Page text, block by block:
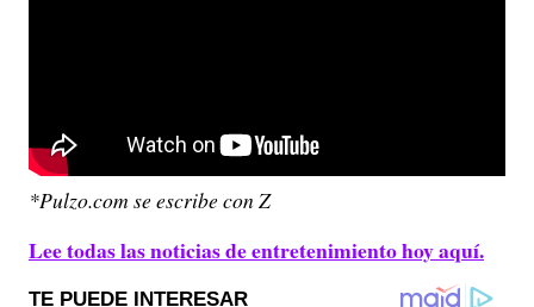
*Pulzo.com se escribe con Z
Lee todas las noticias de entretenimiento hoy aquí.